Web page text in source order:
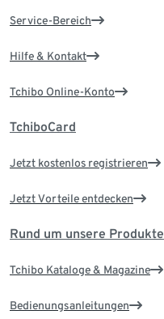
Service-Bereich
Hilfe & Kontakt
Tchibo Online-Konto
TchiboCard
Jetzt kostenlos registrieren
Jetzt Vorteile entdecken
Rund um unsere Produkte
Tchibo Kataloge & Magazine
Bedienungsanleitungen